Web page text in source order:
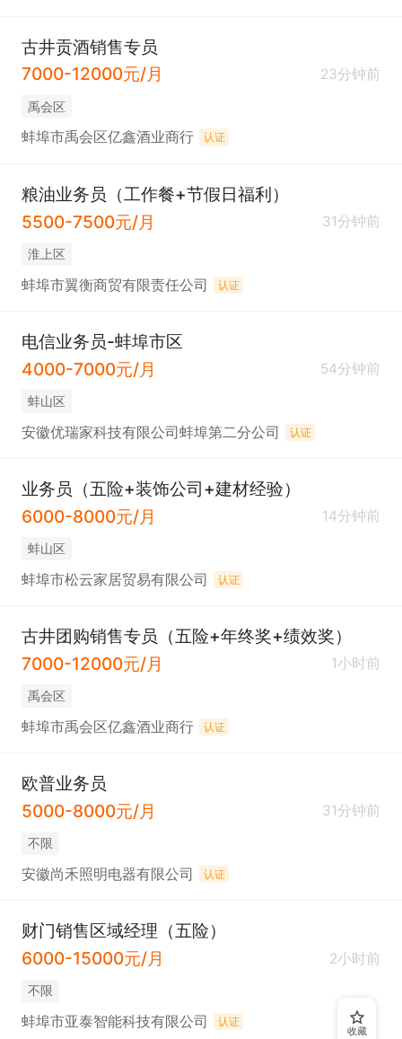
古井贡酒销售专员
7000-12000元/月
23分钟前
禹会区
蚌埠市禹会区亿鑫酒业商行 认证
粮油业务员（工作餐+节假日福利）
5500-7500元/月
31分钟前
淮上区
蚌埠市翼衡商贸有限责任公司 认证
电信业务员-蚌埠市区
4000-7000元/月
54分钟前
蚌山区
安徽优瑞家科技有限公司蚌埠第二分公司 认证
业务员（五险+装饰公司+建材经验）
6000-8000元/月
14分钟前
蚌山区
蚌埠市松云家居贸易有限公司 认证
古井团购销售专员（五险+年终奖+绩效奖）
7000-12000元/月
1小时前
禹会区
蚌埠市禹会区亿鑫酒业商行 认证
欧普业务员
5000-8000元/月
31分钟前
不限
安徽尚禾照明电器有限公司 认证
财门销售区域经理（五险）
6000-15000元/月
2小时前
不限
蚌埠市亚泰智能科技有限公司 认证
收藏